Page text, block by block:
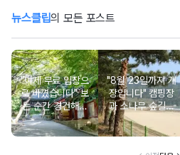
뉴스클립의 모든 포스트
"이제 무료 입장으
로 바꼈습니다" 보
는 순간 경건해지
고 마음이 편안해
지는 사찰 여행지
"8월 23일까지 개
장입니다" 캠핑장
과 소나무 숲길이
붙어있는 조용한
남해 해수욕장